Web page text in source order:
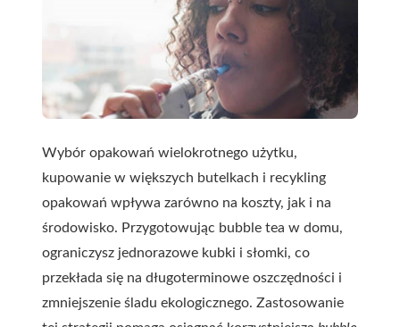
Wybór opakowań wielokrotnego użytku,
kupowanie w większych butelkach i recykling
opakowań wpływa zarówno na koszty, jak i na
środowisko. Przygotowując bubble tea w domu,
ograniczysz jednorazowe kubki i słomki, co
przekłada się na długoterminowe oszczędności i
zmniejszenie śladu ekologicznego. Zastosowanie